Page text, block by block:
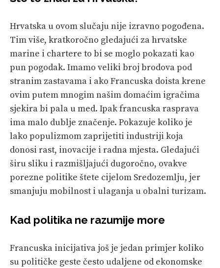
Hrvatska u ovom slučaju nije izravno pogođena.
Tim više, kratkoročno gledajući za hrvatske
marine i chartere to bi se moglo pokazati kao
pun pogodak. Imamo veliki broj brodova pod
stranim zastavama i ako Francuska doista krene
ovim putem mnogim našim domaćim igračima
sjekira bi pala u med. Ipak francuska rasprava
ima malo dublje značenje. Pokazuje koliko je
lako populizmom zaprijetiti industriji koja
donosi rast, inovacije i radna mjesta. Gledajući
širu sliku i razmišljajući dugoročno, ovakve
porezne politike štete cijelom Sredozemlju, jer
smanjuju mobilnost i ulaganja u obalni turizam.
Kad politika ne razumije more
Francuska inicijativa još je jedan primjer koliko
su političke geste često udaljene od ekonomske